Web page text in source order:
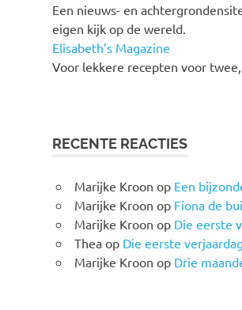
Een nieuws- en
eigen kijk op de wereld.
Elisabeth’s Magazine
Voor lekkere recepten voor
RECENTE REACTIES
Marijke Kroon op Een
Marijke Kroon op Fiona de
Marijke Kroon op Die eerste
Thea op Die eerste verjaardag
Marijke Kroon op Drie